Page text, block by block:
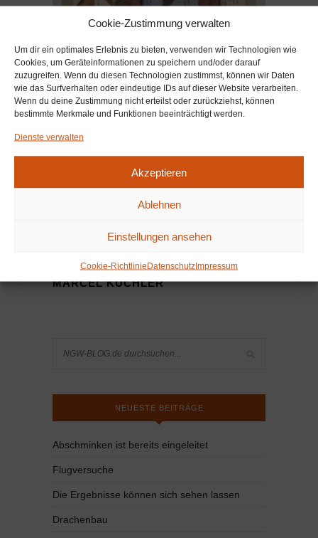
Cookie-Zustimmung verwalten
Um dir ein optimales Erlebnis zu bieten, verwenden wir Technologien wie
Cookies, um Geräteinformationen zu speichern und/oder darauf
zuzugreifen. Wenn du diesen Technologien zustimmst, können wir Daten
wie das Surfverhalten oder eindeutige IDs auf dieser Website verarbeiten.
Wenn du deine Zustimmung nicht erteilst oder zurückziehst, können
bestimmte Merkmale und Funktionen beeinträchtigt werden.
Dienste verwalten
Akzeptieren
Ablehnen
Einstellungen ansehen
Cookie-RichtlinieDatenschutzImpressum
MARCEL KUCHLER
NEUESTE BEITRÄGE
Abschminken ist bereits eingeleitet
Flugversuche
Die Ergebnisse können sich sehen lassen
Drachenbau